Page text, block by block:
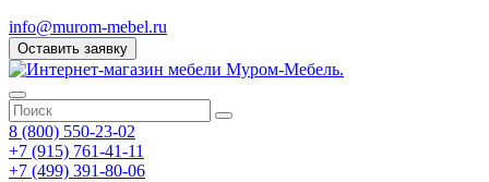
info@murom-mebel.ru
Оставить заявку
8 (800) 550-23-02
+7 (915) 761-41-11
+7 (499) 391-80-06